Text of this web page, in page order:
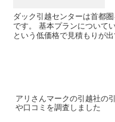
ダック引越センターは首都
です。 基本プランについて
という低価格で見積もりが
アリさんマークの引越社の
や口コミを調査しました